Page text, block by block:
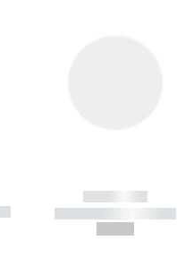
------------
----------- -----------